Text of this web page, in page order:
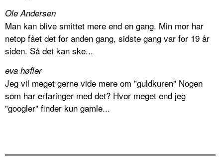
Ole Andersen
Man kan blive smittet mere end en gang. Min mor har
netop fået det for anden gang, sidste gang var for 19 år
siden. Så det kan ske...
eva høfler
Jeg vil meget gerne vide mere om "guldkuren" Nogen
som har erfaringer med det? Hvor meget end jeg
"googler" finder kun gamle...